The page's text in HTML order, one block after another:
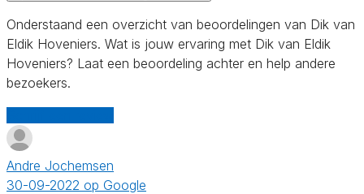
Onderstaand een overzicht van beoordelingen van Dik van
Eldik Hoveniers. Wat is jouw ervaring met Dik van Eldik
Hoveniers? Laat een beoordeling achter en help andere
bezoekers.
Andre Jochemsen
30-09-2022 op Google